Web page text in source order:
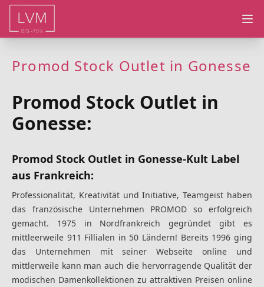
Promod Stock Outlet in Gonesse
Promod Stock Outlet in
Gonesse:
Promod Stock Outlet in Gonesse-Kult Label
aus Frankreich:
Professionalität, Kreativität und Initiative, Teamgeist haben
das französische Unternehmen PROMOD so erfolgreich
gemacht. 1975 in Nordfrankreich gegründet gibt es
mittleerweile 911 Fillialen in 50 Ländern! Bereits 1996 ging
das Unternehmen mit seiner Webseite online und
mittlerweile kann man auch die hervorragende Qualität der
modischen Damenkollektionen zu attraktiven Preisen online